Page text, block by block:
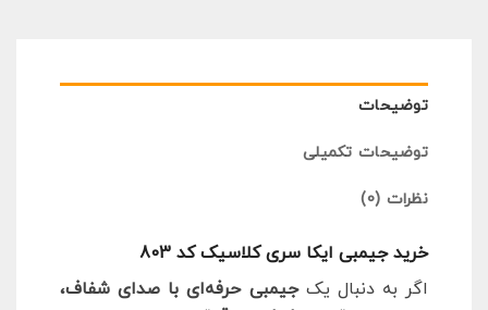
توضیحات
توضیحات تکمیلی
نظرات (0)
خرید جیمبی ایکا سری کلاسیک کد 803
اگر به دنبال یک جیمبی حرفه‌ای با صدای شفاف،